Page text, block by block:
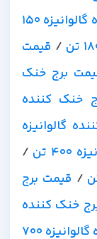
قیمت برج خنک کننده گالوانیزه 150
/ قیمت
برج خنک
خنک کننده
گالوانیزه
تن
/
/ قیمت برج
خنک کننده
قیمت برج خنک کننده گالوانیزه 700